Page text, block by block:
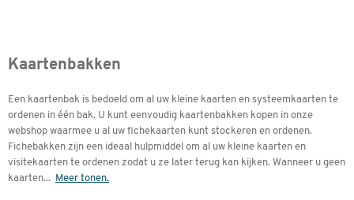
Kaartenbakken
Een kaartenbak is bedoeld om al uw kleine kaarten en systeemkaarten te
ordenen in één bak. U kunt eenvoudig kaartenbakken kopen in onze
webshop waarmee u al uw fichekaarten kunt stockeren en ordenen.
Fichebakken zijn een ideaal hulpmiddel om al uw kleine kaarten en
visitekaarten te ordenen zodat u ze later terug kan kijken. Wanneer u geen
kaarten... Meer tonen.